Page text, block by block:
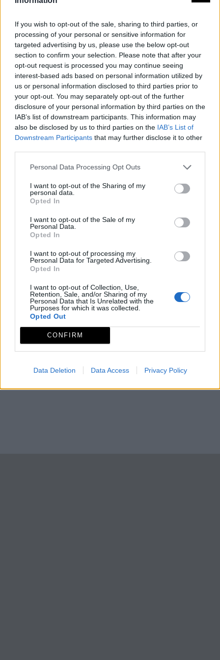
If you wish to opt-out of the sale, sharing to third parties, or
processing of your personal or sensitive information for
targeted advertising by us, please use the below opt-out
section to confirm your selection. Please note that after your
opt-out request is processed you may continue seeing
interest-based ads based on personal information utilized by
us or personal information disclosed to third parties prior to
your opt-out. You may separately opt-out of the further
disclosure of your personal information by third parties on the
IAB’s list of downstream participants. This information may
also be disclosed by us to third parties on the IAB’s List of
Downstream Participants that may further disclose it to other
Personal Data Processing Opt Outs
I want to opt-out of the Sharing of my
personal data.
Opted In
I want to opt-out of the Sale of my
Personal Data.
Opted In
I want to opt-out of processing my
Personal Data for Targeted Advertising.
Opted In
I want to opt-out of Collection, Use,
Retention, Sale, and/or Sharing of my
Personal Data that Is Unrelated with the
Purposes for which it was collected.
Opted Out
CONFIRM
Data Deletion Data Access Privacy Policy
tenía 10 calles de barracones, cada una de ellas
formada por 10 barracones con 85 personas cada
uno.
El número de detenidos que pasaron por sus
instalaciones durante el año que estuvo en
funcionamiento fue muy elevado. Por ejemplo, según
consta en un documento del Archivo Militar de Ávila el
22 de abril de 1939 había 5.950 prisioneros. El obituario
de los allí detenidos está relacionado tanto con los
fusilamientos de los civiles y militares, procedentes de
los recluidos en los barracones de incomunicados,
como por las muertes debidas a la común inanición y
a enfermedades.
Fuente: Ministerio de Cultura
Mapa